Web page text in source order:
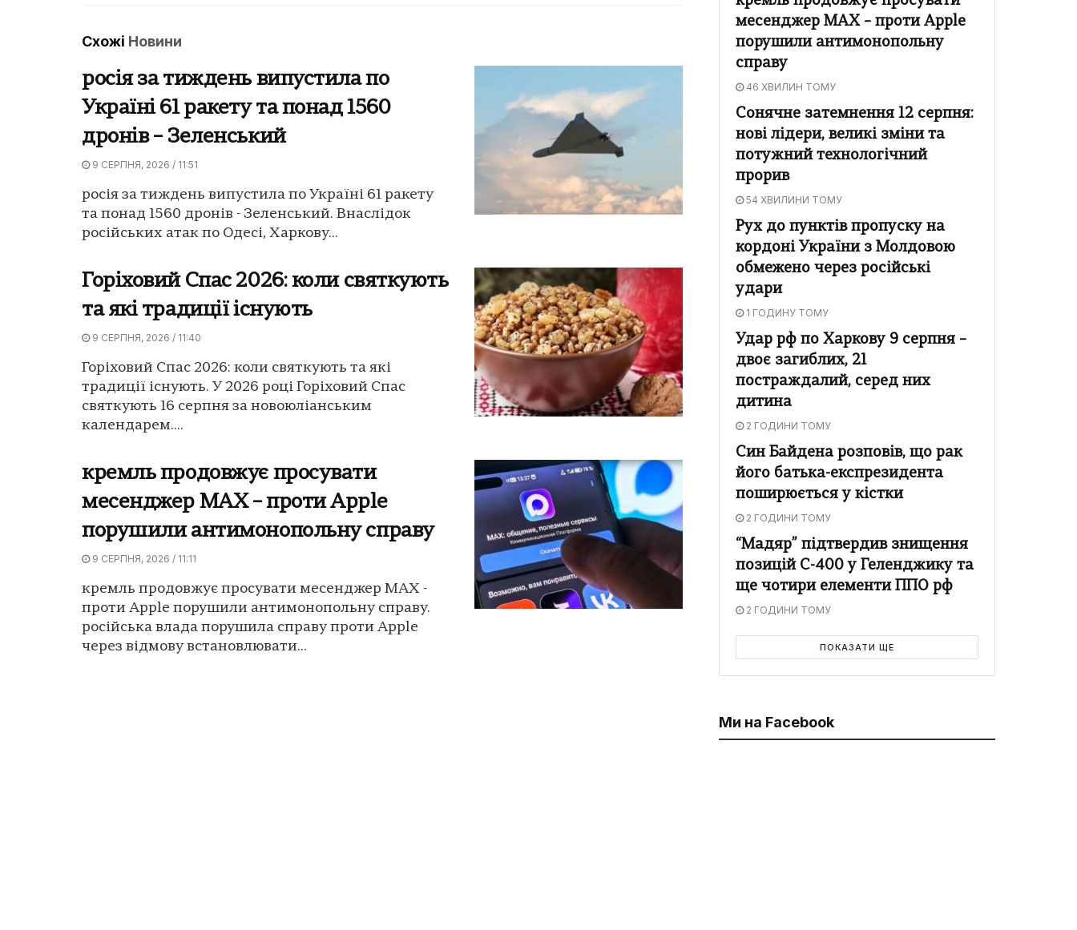
Схожі Новини
росія за тиждень випустила по
Україні 61 ракету та понад 1560
дронів – Зеленський
9 СЕРПНЯ, 2026 / 11:51
росія за тиждень випустила по Україні 61 ракету
та понад 1560 дронів - Зеленський. Внаслідок
російських атак по Одесі, Харкову...
Горіховий Спас 2026: коли святкують
та які традиції існують
9 СЕРПНЯ, 2026 / 11:40
Горіховий Спас 2026: коли святкують та які
традиції існують. У 2026 році Горіховий Спас
святкують 16 серпня за новоюліанським
календарем....
кремль продовжує просувати
месенджер MAX – проти Apple
порушили антимонопольну справу
9 СЕРПНЯ, 2026 / 11:11
кремль продовжує просувати месенджер MAX -
проти Apple порушили антимонопольну справу.
російська влада порушила справу проти Apple
через відмову встановлювати...
месенджер MAX – проти Apple
порушили антимонопольну
справу
46 ХВИЛИН ТОМУ
Сонячне затемнення 12 серпня:
нові лідери, великі зміни та
потужний технологічний
прорив
54 ХВИЛИНИ ТОМУ
Рух до пунктів пропуску на
кордоні України з Молдовою
обмежено через російські
удари
1 ГОДИНУ ТОМУ
Удар рф по Харкову 9 серпня –
двоє загиблих, 21
постраждалий, серед них
дитина
2 ГОДИНИ ТОМУ
Син Байдена розповів, що рак
його батька-експрезидента
поширюється у кістки
2 ГОДИНИ ТОМУ
“Мадяр” підтвердив знищення
позицій С-400 у Геленджику та
ще чотири елементи ППО рф
2 ГОДИНИ ТОМУ
ПОКАЗАТИ ЩЕ
Ми на Facebook